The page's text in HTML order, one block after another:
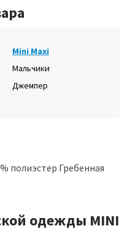
Mini Maxi
Мальчики
Джемпер
полиэстер Гребенная
одежды MINI